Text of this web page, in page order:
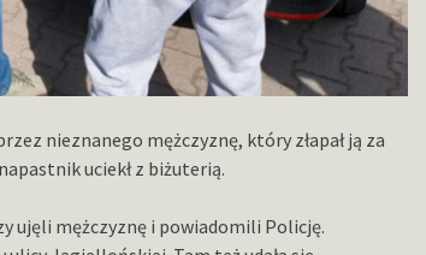
nieznanego mężczyznę, który złapał ją za
uciekł z biżuterią.
ujęli mężczyznę i powiadomili Policję.